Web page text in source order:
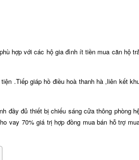
hợp với các hộ gia đình ít tiền mua căn hộ
.Tiếp giáp hồ điều hoà thanh hà ,liên kết
đầy đủ thiết bị chiếu sáng cửa thông phòng
vay 70% giá trị hợp đồng mua bán hỗ trợ